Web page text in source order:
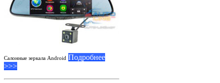
Салонные зеркала Android Подробнее
>>>